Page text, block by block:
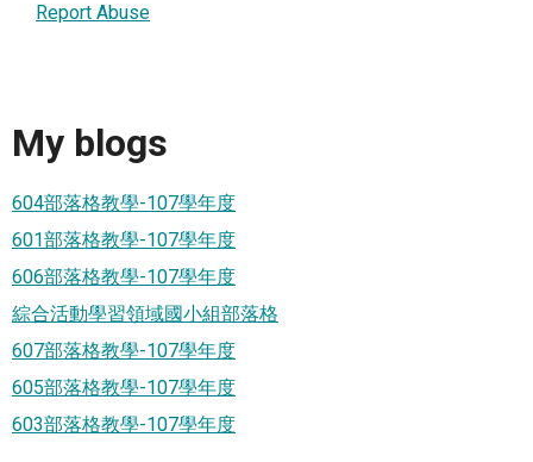
Report Abuse
My blogs
604部落格教學-107學年度
601部落格教學-107學年度
606部落格教學-107學年度
綜合活動學習領域國小組部落格
607部落格教學-107學年度
605部落格教學-107學年度
603部落格教學-107學年度